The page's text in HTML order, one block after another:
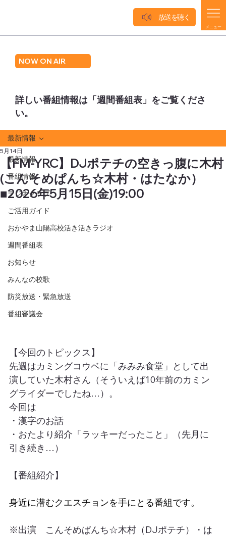
NOW ON AIR
詳しい番組情報は「週間番組表」をご覧くださ
い。
メニュー
放送を聴く
最新情報
番組情報
ラジオクラブ
ご活用ガイド
おかやま山陽高校活き活きラジオ
週間番組表
お知らせ
みんなの校歌
防災放送・緊急放送
番組審議会
最新情報
【FM-YRC】DJポテチの空きっ腹に木村
(こんそめぱんち☆木村・はたなか）
■2026年5月15日(金)19:00
5月14日
【今回のトピックス】
先週はカミングコウベに「みみみ食堂」として出
演していた木村さん（そういえば10年前のカミン
グライダーでしたね…）。
今回は
・漢字のお話
・おたより紹介「ラッキーだったこと」（先月に
引き続き…）
【番組紹介】
身近に潜むクエスチョンを手にとる番組です。
※出演　こんそめぱんち☆木村（DJポテチ）・は